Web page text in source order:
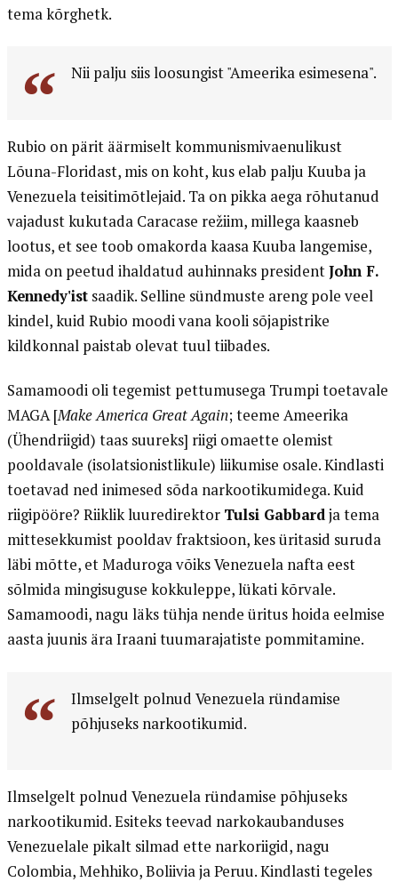
tema kõrghetk.
Nii palju siis loosungist "Ameerika esimesena".
Rubio on pärit äärmiselt kommunismivaenulikust
Lõuna-Floridast, mis on koht, kus elab palju Kuuba ja
Venezuela teisitimõtlejaid. Ta on pikka aega rõhutanud
vajadust kukutada Caracase režiim, millega kaasneb
lootus, et see toob omakorda kaasa Kuuba langemise,
mida on peetud ihaldatud auhinnaks presidentJohn F.
Kennedy'istsaadik. Selline sündmuste areng pole veel
kindel, kuid Rubio moodi vana kooli sõjapistrike
kildkonnal paistab olevat tuul tiibades.
Samamoodi oli tegemist pettumusega Trumpi toetavale
MAGA [Make America Great Again; teeme Ameerika
(Ühendriigid) taas suureks] riigi omaette olemist
pooldavale (isolatsionistlikule) liikumise osale. Kindlasti
toetavad ned inimesed sõda narkootikumidega. Kuid
riigipööre? Riiklik luuredirektor Tulsi Gabbardja tema
mittesekkumist pooldav fraktsioon, kes üritasid suruda
läbi mõtte, et Maduroga võiks Venezuela nafta eest
sõlmida mingisuguse kokkuleppe, lükati kõrvale.
Samamoodi, nagu läks tühja nende üritus hoida eelmise
aasta juunis ära Iraani tuumarajatiste pommitamine.
Ilmselgelt polnud Venezuela ründamise
põhjuseks narkootikumid.
Ilmselgelt polnud Venezuela ründamise põhjuseks
narkootikumid. Esiteks teevad narkokaubanduses
Venezuelale pikalt silmad ette narkoriigid, nagu
Colombia, Mehhiko, Boliivia ja Peruu. Kindlasti tegeles